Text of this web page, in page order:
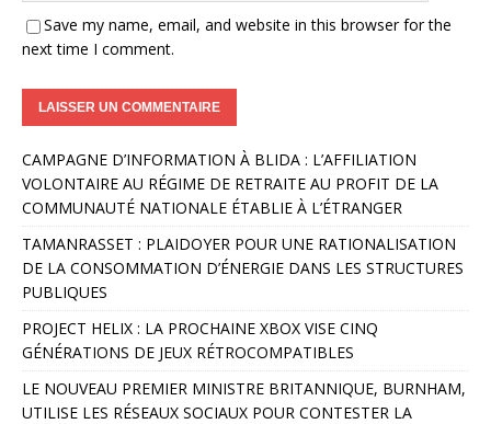
Save my name, email, and website in this browser for the
next time I comment.
l
t
e
r
n
a
t
i
v
e
:
CAMPAGNE D’INFORMATION À BLIDA : L’AFFILIATION
VOLONTAIRE AU RÉGIME DE RETRAITE AU PROFIT DE LA
COMMUNAUTÉ NATIONALE ÉTABLIE À L’ÉTRANGER
TAMANRASSET : PLAIDOYER POUR UNE RATIONALISATION
DE LA CONSOMMATION D’ÉNERGIE DANS LES STRUCTURES
PUBLIQUES
PROJECT HELIX : LA PROCHAINE XBOX VISE CINQ
GÉNÉRATIONS DE JEUX RÉTROCOMPATIBLES
LE NOUVEAU PREMIER MINISTRE BRITANNIQUE, BURNHAM,
UTILISE LES RÉSEAUX SOCIAUX POUR CONTESTER LA